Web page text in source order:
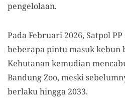
pengelolaan.
Pada Februari 2026, Satpol
beberapa pintu masuk kebun
Kehutanan kemudian
Bandung Zoo, meski
berlaku hingga 2033.